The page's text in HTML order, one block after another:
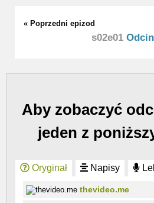
« Poprzedni epizod
s02e01
Aby zobaczyć
jeden z
Oryginał Napisy
thevideo.me